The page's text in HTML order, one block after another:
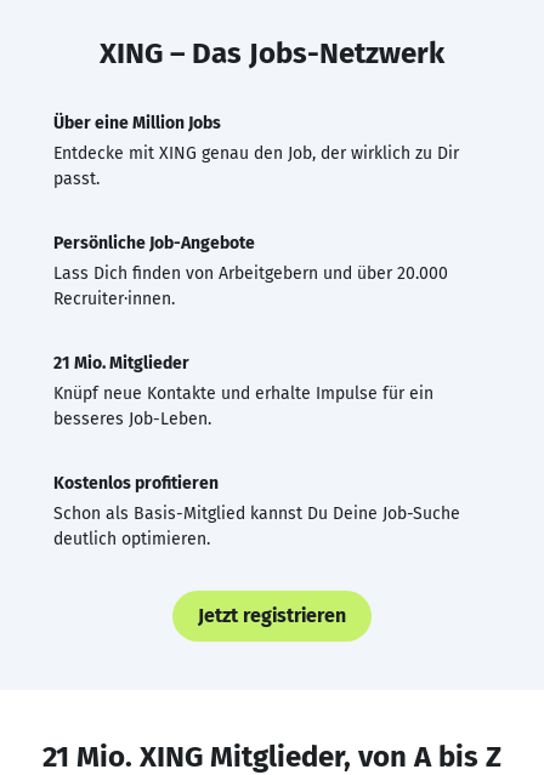
XING – Das Jobs-Netzwerk
Über eine Million Jobs
Entdecke mit XING genau den Job, der wirklich zu Dir
passt.
Persönliche Job-Angebote
Lass Dich finden von Arbeitgebern und über 20.000
Recruiter·innen.
21 Mio. Mitglieder
Knüpf neue Kontakte und erhalte Impulse für ein
besseres Job-Leben.
Kostenlos profitieren
Schon als Basis-Mitglied kannst Du Deine Job-Suche
deutlich optimieren.
Jetzt registrieren
21 Mio. XING Mitglieder, von A bis Z